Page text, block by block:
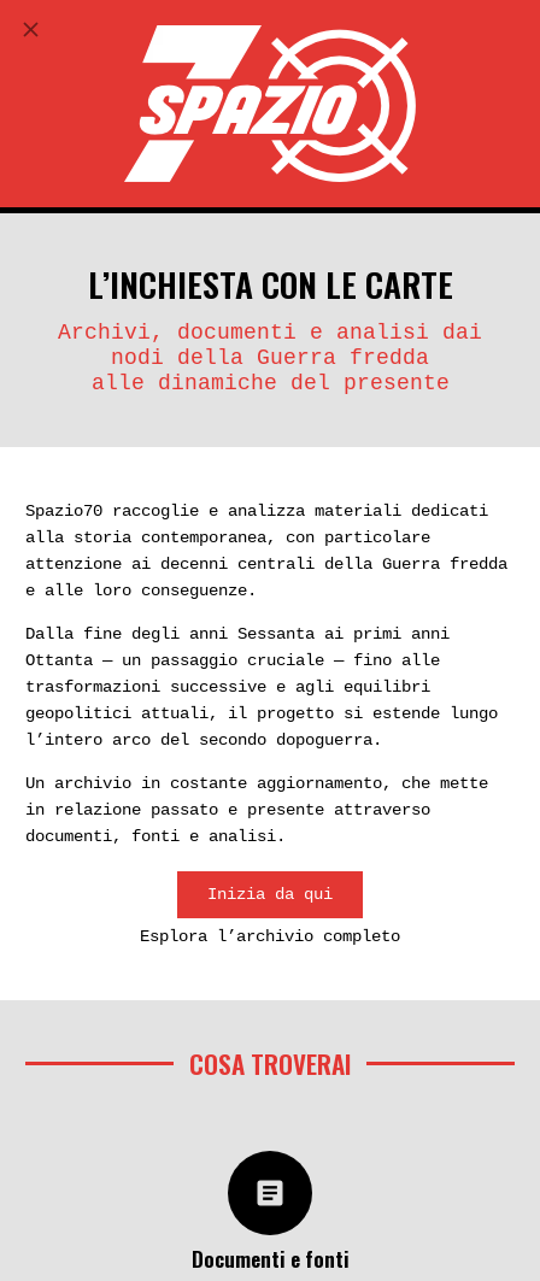
ABBONATI
search account_circle
L’INCHIESTA CON LE CARTE
Archivi, documenti e analisi dai
nodi della Guerra fredda
alle dinamiche del presente
Spazio70 raccoglie e analizza materiali dedicati
alla storia contemporanea, con particolare
attenzione ai decenni centrali della Guerra fredda
e alle loro conseguenze.
Dalla fine degli anni Sessanta ai primi anni
Ottanta — un passaggio cruciale — fino alle
trasformazioni successive e agli equilibri
geopolitici attuali, il progetto si estende lungo
l’intero arco del secondo dopoguerra.
Un archivio in costante aggiornamento, che mette
in relazione passato e presente attraverso
documenti, fonti e analisi.
Inizia da qui
Esplora l’archivio completo
COSA TROVERAI
article
Documenti e fonti